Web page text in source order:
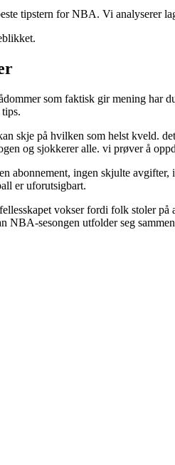
tipstern for NBA. Vi analyserer
som faktisk gir mening har
skje på hvilken som helst kveld.
og sjokkerer alle. vi prøver å
abonnement, ingen skjulte
er uforutsigbart.
vokser fordi folk stoler
NBA-sesongen utfolder seg